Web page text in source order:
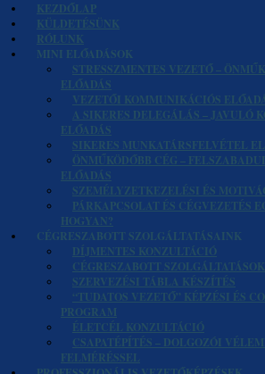
KEZDŐLAP
KÜLDETÉSÜNK
RÓLUNK
MINI ELŐADÁSOK
STRESSZMENTES VEZETŐ –
ELŐADÁS
VEZETŐI KOMMUNIKÁCIÓS
A SIKERES DELEGÁLÁS – JAVULÓ
ELŐADÁS
SIKERES MUNKATÁRSFELVÉTEL
ÖNMŰKÖDŐBB CÉG –
ELŐADÁS
SZEMÉLYZETKEZELÉSI ÉS
PÁRKAPCSOLAT ÉS CÉGVEZETÉS
HOGYAN?
CÉGRESZABOTT SZOLGÁLTATÁSAINK
DÍJMENTES KONZULTÁCIÓ
CÉGRESZABOTT SZOLGÁLTATÁSOK
SZERVEZÉSI TÁBLA KÉSZÍTÉS
“TUDATOS VEZETŐ” KÉPZÉSI ÉS
PROGRAM
ÉLETCÉL KONZULTÁCIÓ
CSAPATÉPÍTÉS – DOLGOZÓI
FELMÉRÉSSEL